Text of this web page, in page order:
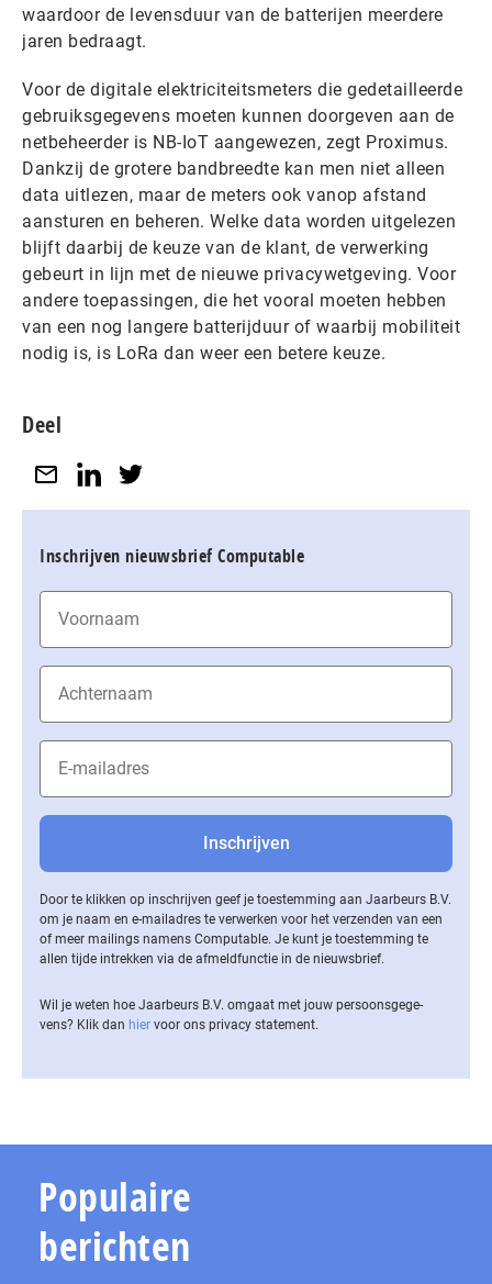
waardoor de levensduur van de batterijen meerdere
jaren bedraagt.
Voor de digitale elektriciteitsmeters die gedetailleerde
gebruiksgegevens moeten kunnen doorgeven aan de
netbeheerder is NB-IoT aangewezen, zegt Proximus.
Dankzij de grotere bandbreedte kan men niet alleen
data uitlezen, maar de meters ook vanop afstand
aansturen en beheren. Welke data worden uitgelezen
blijft daarbij de keuze van de klant, de verwerking
gebeurt in lijn met de nieuwe privacywetgeving. Voor
andere toepassingen, die het vooral moeten hebben
van een nog langere batterijduur of waarbij mobiliteit
nodig is, is LoRa dan weer een betere keuze.
Deel
Inschrijven nieuwsbrief Computable
Door te klikken op inschrijven geef je toestemming aan Jaarbeurs B.V.
om je naam en e-mailadres te verwerken voor het verzenden van een
of meer mailings namens Computable. Je kunt je toestemming te
allen tijde intrekken via de af­meld­func­tie in de nieuwsbrief.
Wil je weten hoe Jaarbeurs B.V. omgaat met jouw per­soons­ge­ge­
vens? Klik dan hier voor ons privacy statement.
Populaire
berichten